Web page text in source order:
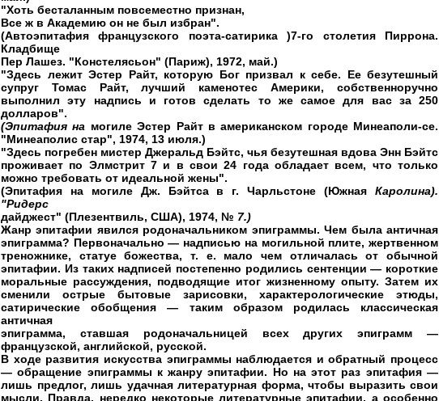
"Хоть бесталанным повсеместно признан,
Все ж в Академию он не был избран".
(Автоэпитафия французского поэта-сатирика )7-го столетия Пиррона.
Кладбище
Пер Лашез. "Констелясьон" (Париж), 1972, май.)
"Здесь лежит Эстер Райт, которую Бог призвал к себе. Ее безутешный
супруг Томас Райт, лучший каменотес Америки, собственноручно
выполнил эту надпись и готов сделать то же самое для вас за 250
долларов".
(Эпитафия на могиле Эстер Райт в американском городе Минеаполи-се.
"Минеаполис стар", 1974, 13 июля.)
"Здесь погребен мистер Джеральд Бэйтс, чья безутешная вдова Энн Бэйтс
проживает по Элмстрит 7 и в свои 24 года обладает всем, что только
можно требовать от идеальной жены".
(Эпитафия на могиле Дж. Бэйтса в г. Чарльстоне (Южная Каролина).
"Ридерс
дайджест" (Плезентвиль, США), 1974, № 7.)
Жанр эпитафии явился родоначальником эпиграммы. Чем была античная
эпиграмма? Первоначально — надписью на могильной плите, жертвенном
треножнике, статуе божества, т. е. мало чем отличалась от обычной
эпитафии. Из таких надписей постепенно родились сентенции — короткие
моральные рассуждения, подводящие итог жизненному опыту. Затем их
сменили острые бытовые зарисовки, характерологические этюды,
сатирические обобщения — таким образом родилась классическая
античная
эпиграмма, ставшая родоначальницей всех других эпиграмм —
французской, английской, русской.
В ходе развития искусства эпиграммы наблюдается и обратный процесс
— обращение эпиграммы к жанру эпитафии. Но на этот раз эпитафия —
лишь предлог, лишь удачная литературная форма, чтобы выразить свои
мысли. Правда, нередко некоторые литературные эпитафии, а особенно